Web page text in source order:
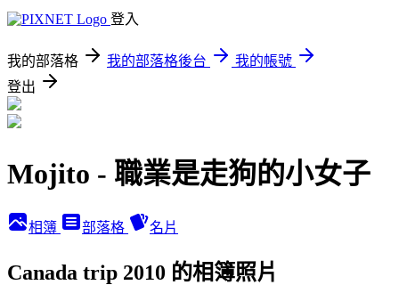
登入
我的部落格 我的部落格後台
我的帳號
登出
Mojito - 職業是走狗的小女子
相簿 部落格 名片
Canada trip 2010 的相簿照片